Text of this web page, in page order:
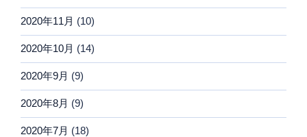
2020年11月 (10)
2020年10月 (14)
2020年9月 (9)
2020年8月 (9)
2020年7月 (18)